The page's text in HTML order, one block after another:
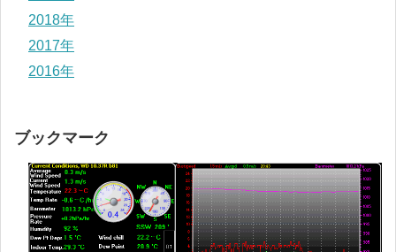
2018年
2017年
2016年
ブックマーク